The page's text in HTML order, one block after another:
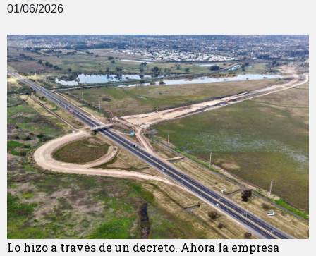
01/06/2026
Lo hizo a través de un decreto. Ahora la empresa